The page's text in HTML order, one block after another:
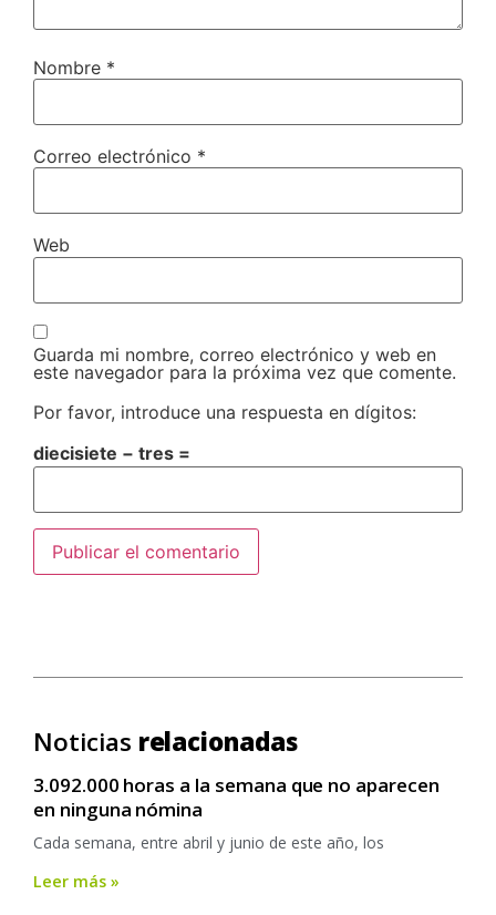
Nombre *
Correo electrónico *
Web
Guarda mi nombre, correo electrónico y web en
este navegador para la próxima vez que comente.
Por favor, introduce una respuesta en dígitos:
diecisiete − tres =
Noticias relacionadas
3.092.000 horas a la semana que no aparecen
en ninguna nómina
Cada semana, entre abril y junio de este año, los
Leer más »